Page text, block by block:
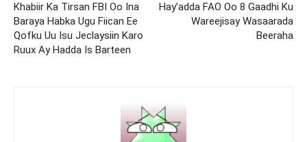
Khabiir Ka Tirsan FBI Oo Ina
Baraya Habka Ugu Fiican Ee
Qofku Uu Isu Jeclaysiin Karo
Ruux Ay Hadda Is Barteen
Hay’adda FAO Oo 8 Gaadhi Ku
Wareejisay Wasaarada
Beeraha